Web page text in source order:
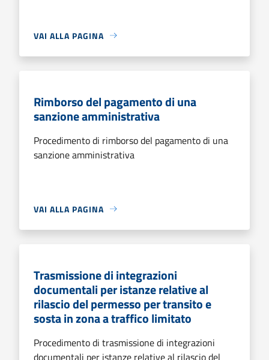
VAI ALLA PAGINA
Rimborso del pagamento di una
sanzione amministrativa
Procedimento di rimborso del pagamento di una
sanzione amministrativa
VAI ALLA PAGINA
Trasmissione di integrazioni
documentali per istanze relative al
rilascio del permesso per transito e
sosta in zona a traffico limitato
Procedimento di trasmissione di integrazioni
documentali per istanze relative al rilascio del